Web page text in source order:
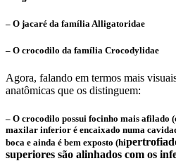
– O jacaré da família Alligatoridae
– O crocodilo da família Crocodylidae
Agora, falando em termos mais
anatômicas que os distinguem:
– O crocodilo possui focinho mais afilado
maxilar inferior é encaixado numa
boca e ainda é bem exposto (hi
superiores são alinhados com os